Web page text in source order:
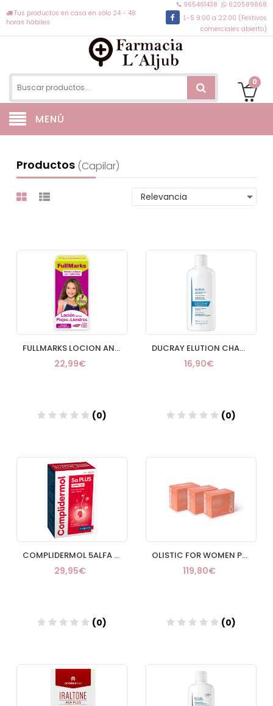
Tus productos en casa en sólo 24 - 48
horas hábiles
965461438
620589868
L-S 9:00 a 22:00 (Festivos
comerciales abierto)
0
MENÚ
Productos (capilar)
FULLMARKS LOCION ANTIPIOJOS 100 ML
22,99€
(0)
Añadir
DUCRAY ELUTION CHAMPU REEQUILIBRANTE 400 ML
16,90€
(0)
COMPLIDERMOL 5ALFA PLUS 60 CAPSULAS
29,95€
(0)
Añadir
OLISTIC FOR WOMEN PACK 3 UNIDADES
119,80€
(0)
Añadir